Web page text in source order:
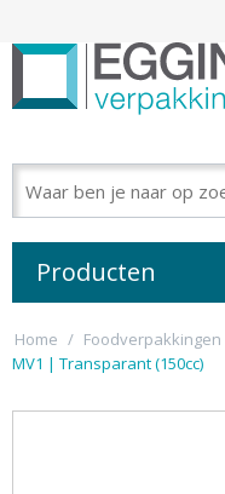
Producten
Home / Foodverpakkingen
MV1 | Transparant (150cc)